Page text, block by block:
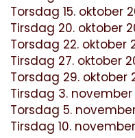
Torsdag 15. oktober
Tirsdag 20. oktober
Torsdag 22. oktober
Tirsdag 27. oktober
Torsdag 29. oktober
Tirsdag 3. november
Torsdag 5.
Tirsdag 10.